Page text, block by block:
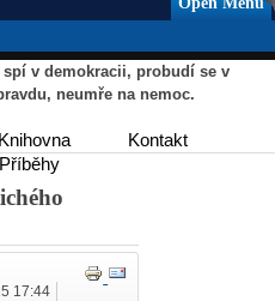
v demokracii, probudí se v
neumře na nemoc.
Knihovna
Kontakt
Příběhy
17:44